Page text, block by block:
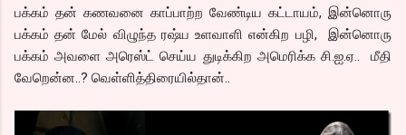
பக்கம் தன் கணவனை காப்பாற்ற வேண்டிய கட்டாயம், இன்னொரு
பக்கம் தன் மேல் விழுந்த ரஷ்ய உளவாளி என்கிற பழி, இன்னொரு
பக்கம் அவளை அரெஸ்ட் செய்ய துடிக்கிற அமெரிக்க சி.ஐ.ஏ.. மீதி
வேறென்ன..? வெள்ளித்திரையில்தான்..